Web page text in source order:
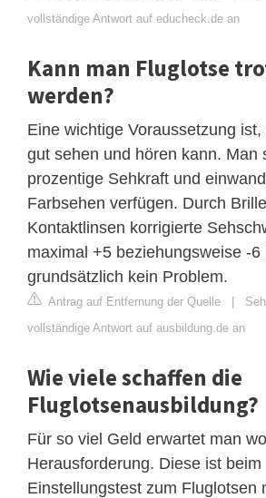
vollständige Antwort auf educheck.de an
Kann man Fluglotse
werden?
Eine wichtige Voraussetzung
gut sehen und hören kann. Man
prozentige Sehkraft und
Farbsehen verfügen. Durch
Kontaktlinsen korrigierte
maximal +5 beziehungsweise -6
grundsätzlich kein Problem.
Antrag auf Entfernung der Quelle |
vollständige Antwort auf ausbildung.de an
Wie viele schaffen die
Fluglotsenausbildung?
Für so viel Geld erwartet man
Herausforderung. Diese ist beim
Einstellungstest zum Fluglotsen